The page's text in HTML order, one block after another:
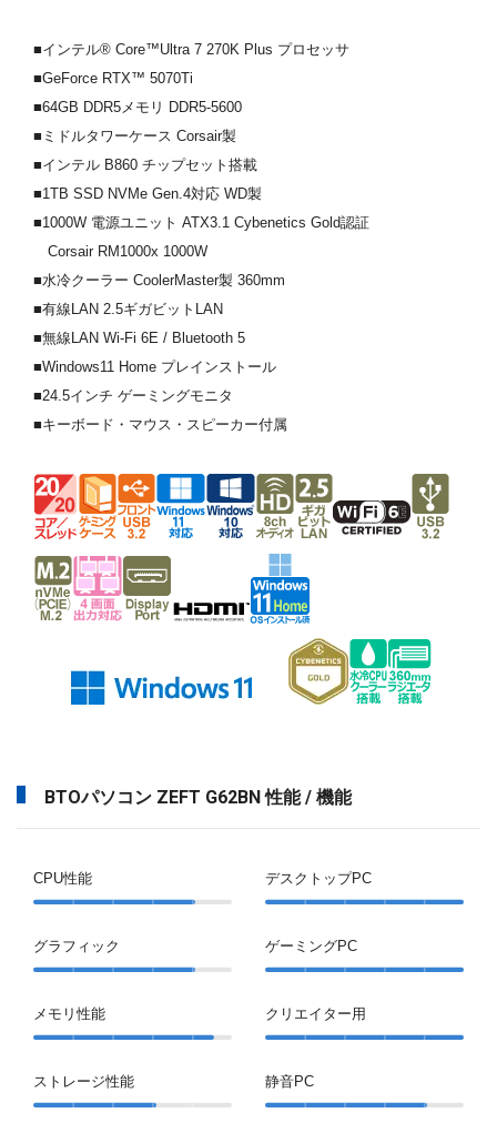
■インテル® Core™Ultra 7 270K Plus プロセッサ
■GeForce RTX™ 5070Ti
■64GB DDR5メモリ DDR5-5600
■ミドルタワーケース Corsair製
■インテル B860 チップセット搭載
■1TB SSD NVMe Gen.4対応 WD製
■1000W 電源ユニット ATX3.1 Cybenetics Gold認証
Corsair RM1000x 1000W
■水冷クーラー CoolerMaster製 360mm
■有線LAN 2.5ギガビットLAN
■無線LAN Wi-Fi 6E / Bluetooth 5
■Windows11 Home プレインストール
■24.5インチ ゲーミングモニタ
■キーボード・マウス・スピーカー付属
BTOパソコン ZEFT G62BN 性能 / 機能
CPU性能
グラフィック
メモリ性能
ストレージ性能
デスクトップPC
ゲーミングPC
クリエイター用
静音PC